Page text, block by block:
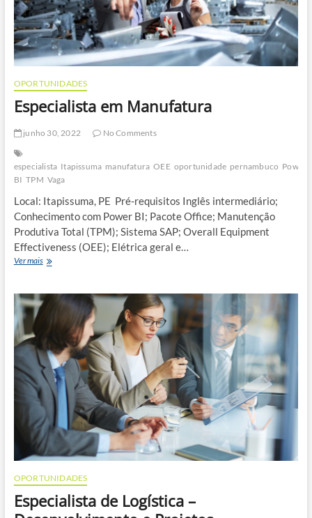
OPORTUNIDADES
Especialista em Manufatura
junho 30, 2022 No Comments
especialista Itapissuma manufatura OEE oportunidade pernambuco Power
BI TPM Vaga
Local: Itapissuma, PE Pré-requisitos Inglês intermediário;
Conhecimento com Power BI; Pacote Office; Manutenção
Produtiva Total (TPM); Sistema SAP; Overall Equipment
Effectiveness (OEE); Elétrica geral e…
Ver maisEspecialista
OPORTUNIDADES
Especialista de Logística –